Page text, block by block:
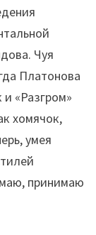
Чуя
Платонова
«Разгром»
хомячок,
умея
принимаю